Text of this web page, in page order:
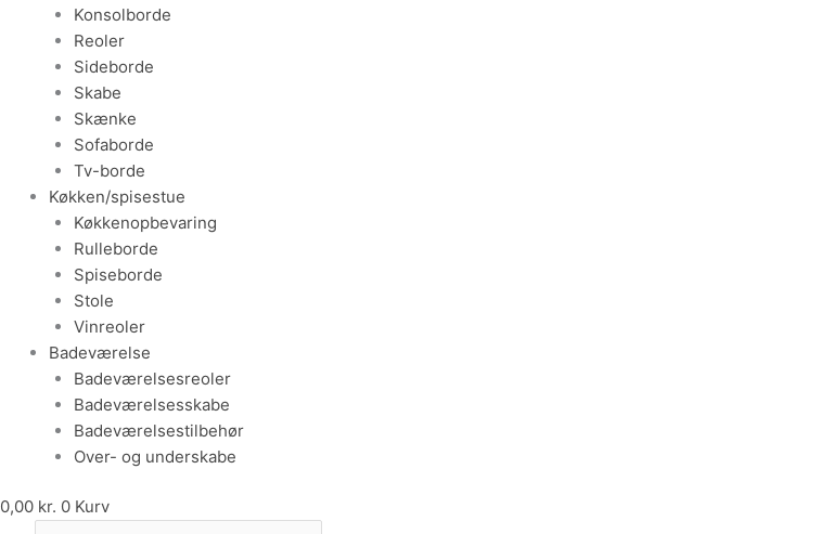
Konsolborde
Reoler
Sideborde
Skabe
Skænke
Sofaborde
Tv-borde
Køkken/spisestue
Køkkenopbevaring
Rulleborde
Spiseborde
Stole
Vinreoler
Badeværelse
Badeværelsesreoler
Badeværelsesskabe
Badeværelsestilbehør
Over- og underskabe
0,00 kr. 0 Kurv